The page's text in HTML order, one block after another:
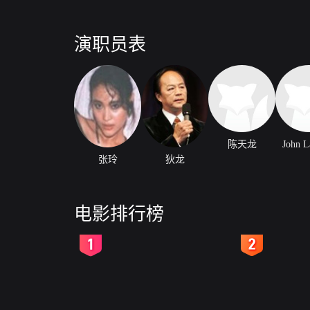
演职员表
张玲 狄龙
陈天龙 John
电影排行榜